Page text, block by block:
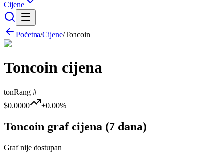
Cijene
Početna/Cijene/Toncoin
Toncoin cijena
tonRang #
$0.0000
+0.00%
Toncoin graf cijena (7 dana)
Graf nije dostupan